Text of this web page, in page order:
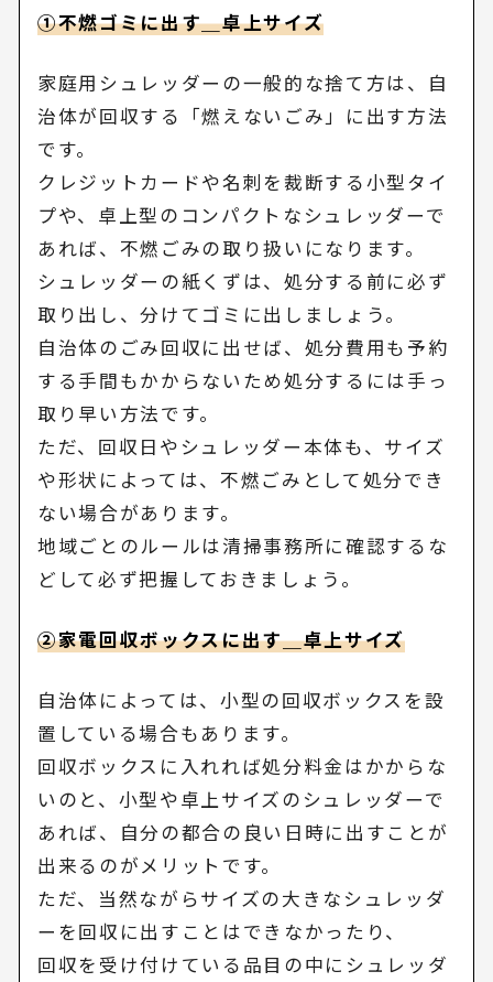
①不燃ゴミに出す＿卓上サイズ
家庭用シュレッダーの一般的な捨て方は、自
治体が回収する「燃えないごみ」に出す方法
です。
クレジットカードや名刺を裁断する小型タイ
プや、卓上型のコンパクトなシュレッダーで
あれば、不燃ごみの取り扱いになります。
シュレッダーの紙くずは、処分する前に必ず
取り出し、分けてゴミに出しましょう。
自治体のごみ回収に出せば、処分費用も予約
する手間もかからないため処分するには手っ
取り早い方法です。
ただ、回収日やシュレッダー本体も、サイズ
や形状によっては、不燃ごみとして処分でき
ない場合があります。
地域ごとのルールは清掃事務所に確認するな
どして必ず把握しておきましょう。
②家電回収ボックスに出す＿卓上サイズ
自治体によっては、小型の回収ボックスを設
置している場合もあります。
回収ボックスに入れれば処分料金はかからな
いのと、小型や卓上サイズのシュレッダーで
あれば、自分の都合の良い日時に出すことが
出来るのがメリットです。
ただ、当然ながらサイズの大きなシュレッダ
ーを回収に出すことはできなかったり、
回収を受け付けている品目の中にシュレッダ